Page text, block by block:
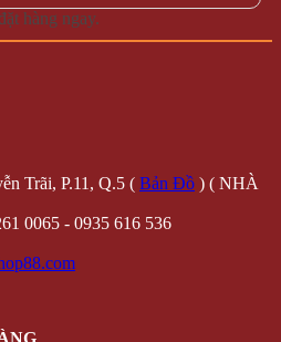
hàng ngay.
Trãi, P.11, Q.5 ( Bản Đồ ) ( NHÀ
0065 - 0935 616 536